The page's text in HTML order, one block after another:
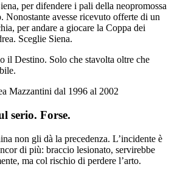
per difendere i pali della neopromossa
Nonostante avesse ricevuto offerte di un
per andare a giocare la Coppa dei
Sceglie Siena.
il Destino. Solo che stavolta oltre che
Mazzantini dal 1996 al 2002
serio. Forse.
non gli dà la precedenza. L’incidente è
di più: braccio lesionato, servirebbe
ma col rischio di perdere l’arto.